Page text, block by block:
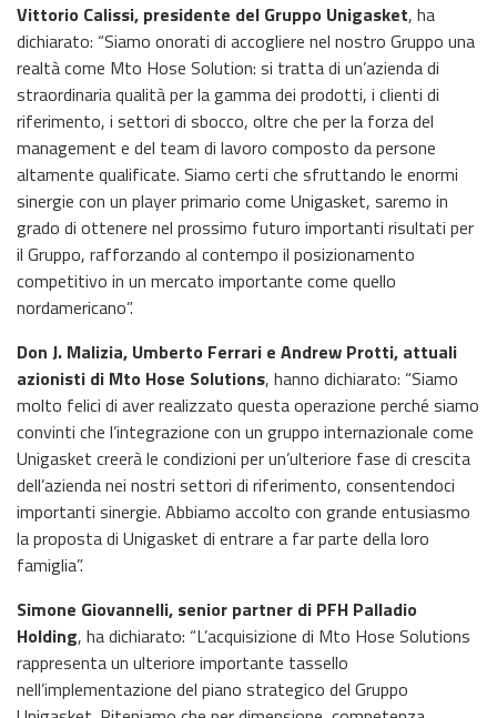
Vittorio Calissi, presidente del Gruppo Unigasket, ha
dichiarato: “Siamo onorati di accogliere nel nostro Gruppo una
realtà come Mto Hose Solution: si tratta di un’azienda di
straordinaria qualità per la gamma dei prodotti, i clienti di
riferimento, i settori di sbocco, oltre che per la forza del
management e del team di lavoro composto da persone
altamente qualificate. Siamo certi che sfruttando le enormi
sinergie con un player primario come Unigasket, saremo in
grado di ottenere nel prossimo futuro importanti risultati per
il Gruppo, rafforzando al contempo il posizionamento
competitivo in un mercato importante come quello
nordamericano”.
Don J. Malizia, Umberto Ferrari e Andrew Protti, attuali
azionisti di Mto Hose Solutions, hanno dichiarato: “Siamo
molto felici di aver realizzato questa operazione perché siamo
convinti che l’integrazione con un gruppo internazionale come
Unigasket creerà le condizioni per un’ulteriore fase di crescita
dell’azienda nei nostri settori di riferimento, consentendoci
importanti sinergie. Abbiamo accolto con grande entusiasmo
la proposta di Unigasket di entrare a far parte della loro
famiglia”.
Simone Giovannelli, senior partner di PFH Palladio
Holding, ha dichiarato: “L’acquisizione di Mto Hose Solutions
rappresenta un ulteriore importante tassello
nell’implementazione del piano strategico del Gruppo